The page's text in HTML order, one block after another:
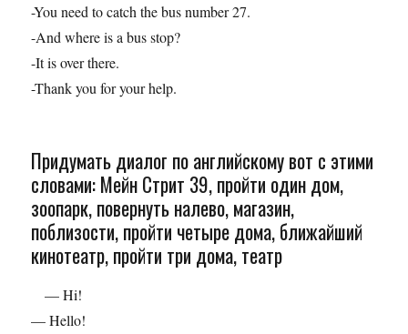
-You need to catch the bus number 27.
-And where is a bus stop?
-It is over there.
-Thank you for your help.
Придумать диалог по английскому вот с этими
словами: Мейн Стрит 39, пройти один дом,
зоопарк, повернуть налево, магазин,
поблизости, пройти четыре дома, ближайший
кинотеатр, пройти три дома, театр
— Hi!
— Hello!